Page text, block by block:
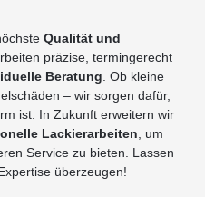
Qualität und
präzise, termingerecht
Beratung . Ob kleine
– wir sorgen dafür,
ist. In Zukunft erweitern wir
Lackierarbeiten , um
Service zu bieten. Lassen
überzeugen!